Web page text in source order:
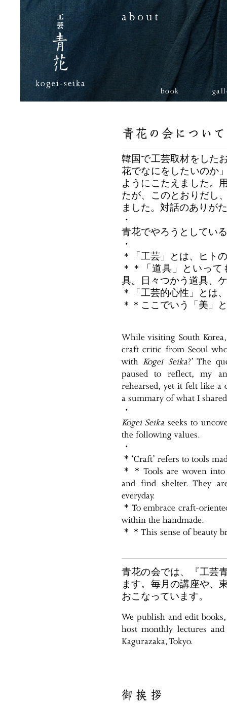
book
韓国で工芸取材をした
花でなにをしたいのか
ようにこたえました。
たが、このとおりだし
ました。対話のありが
・
青花でやろうとしてい
・
＊「工芸」とは、ヒト
＊＊「道具」といっ
具。日々つかう道具、
＊「工芸的心性」とは
＊＊ここでいう「美」
While visiting South
craft critic from Seoul
withKogei Seika?’ The
paused to reflect, my
rehearsed, yet it felt like a
a summary of what I
・
Kogei Seika seeks to
the following values.
・
＊‘Craft’ refers to tools
＊＊Tools are woven
and find shelter. They
everyday.
＊To embrace craft-
within the handmade.
＊＊This sense of beauty
青花の会では、『工芸
ます。毎月の講座や、
おこなっています。
We publish and edit
host monthly lectures
Kagurazaka, Tokyo.